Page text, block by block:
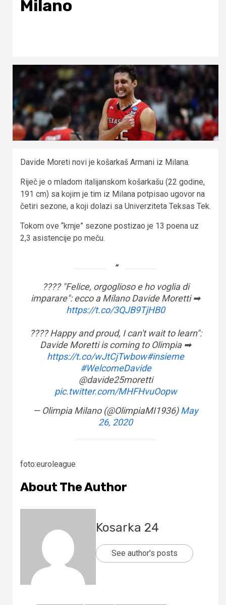
Milano
Davide Moreti novi je košarkaš Armani iz Milana.
Riječ je o mladom italijanskom košarkašu (22 godine,
191 cm) sa kojim je tim iz Milana potpisao ugovor na
četiri sezone, a koji dolazi sa Univerziteta Teksas Tek.
Tokom ove “krnje” sezone postizao je 13 poena uz
2,3 asistencije po meču.
???? "Felice, orgoglioso e ho voglia di
imparare": ecco a Milano Davide Moretti ➡
https://t.co/3QJB9TjHB0
???? Happy and proud, I can't wait to learn":
Davide Moretti is coming to Olimpia ➡
https://t.co/wJtCjTwbow#insieme
#WelcomeDavide
@davide25moretti
pic.twitter.com/MHFHvuOopw
— Olimpia Milano (@OlimpiaMI1936)May
26, 2020
foto:euroleague
About The Author
Kosarka 24
See author's posts